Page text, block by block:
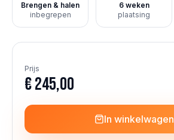
Brengen & halen
inbegrepen
6 weken
plaatsing
Prijs
€ 245,00
In winkelwagen